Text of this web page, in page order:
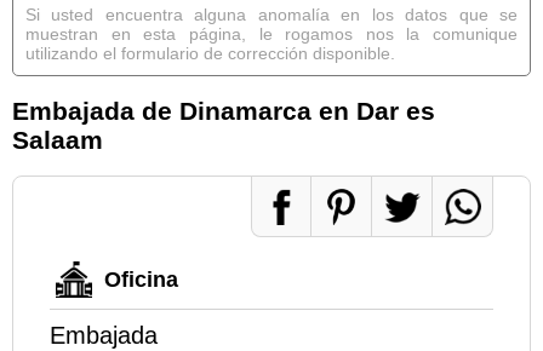
Si usted encuentra alguna anomalía en los datos que se
muestran en esta página, le rogamos nos la comunique
utilizando el formulario de corrección disponible.
Embajada de Dinamarca en Dar es
Salaam
Oficina
Embajada